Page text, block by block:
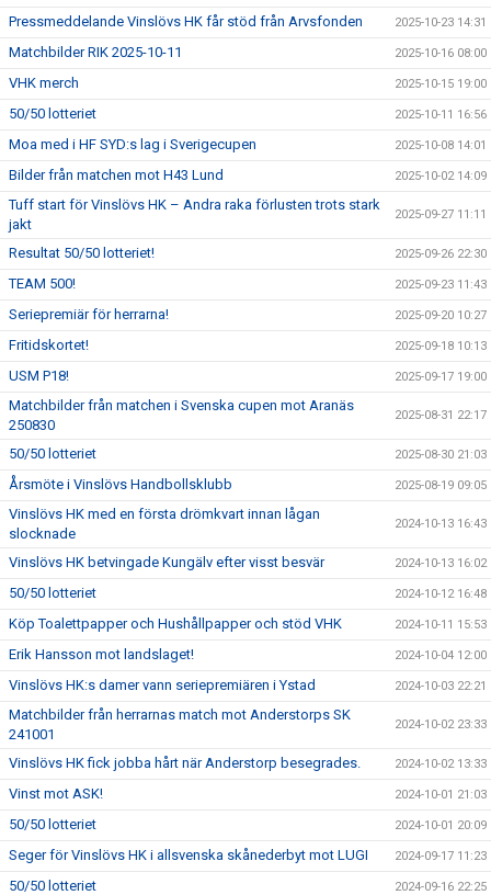
Pressmeddelande Vinslövs HK får stöd från Arvsfonden 2025-10-23 14:31
Matchbilder RIK 2025-10-11 2025-10-16 08:00
VHK merch 2025-10-15 19:00
50/50 lotteriet 2025-10-11 16:56
Moa med i HF SYD:s lag i Sverigecupen 2025-10-08 14:01
Bilder från matchen mot H43 Lund 2025-10-02 14:09
Tuff start för Vinslövs HK – Andra raka förlusten trots stark
jakt
2025-09-27 11:11
Resultat 50/50 lotteriet! 2025-09-26 22:30
TEAM 500! 2025-09-23 11:43
Seriepremiär för herrarna! 2025-09-20 10:27
Fritidskortet! 2025-09-18 10:13
USM P18! 2025-09-17 19:00
Matchbilder från matchen i Svenska cupen mot Aranäs
250830
2025-08-31 22:17
50/50 lotteriet 2025-08-30 21:03
Årsmöte i Vinslövs Handbollsklubb 2025-08-19 09:05
Vinslövs HK med en första drömkvart innan lågan
slocknade
2024-10-13 16:43
Vinslövs HK betvingade Kungälv efter visst besvär 2024-10-13 16:02
50/50 lotteriet 2024-10-12 16:48
Köp Toalettpapper och Hushållpapper och stöd VHK 2024-10-11 15:53
Erik Hansson mot landslaget! 2024-10-04 12:00
Vinslövs HK:s damer vann seriepremiären i Ystad 2024-10-03 22:21
Matchbilder från herrarnas match mot Anderstorps SK
241001
2024-10-02 23:33
Vinslövs HK fick jobba hårt när Anderstorp besegrades. 2024-10-02 13:33
Vinst mot ASK! 2024-10-01 21:03
50/50 lotteriet 2024-10-01 20:09
Seger för Vinslövs HK i allsvenska skånederbyt mot LUGI 2024-09-17 11:23
50/50 lotteriet 2024-09-16 22:25